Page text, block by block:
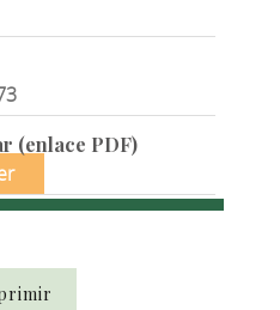
(enlace PDF)